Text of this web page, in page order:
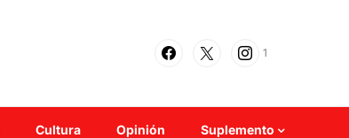
1
Cultura Opinión Suplemento